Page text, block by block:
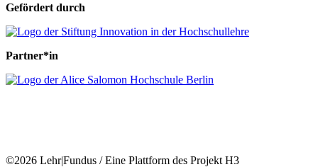
Gefördert durch
Partner*in
©2026 Lehr|Fundus / Eine Plattform des Projekt H3